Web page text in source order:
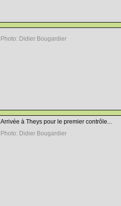
Photo: Didier Bougardier
Arrivée à Theys pour le premier contrôle...
Photo: Didier Bougardier